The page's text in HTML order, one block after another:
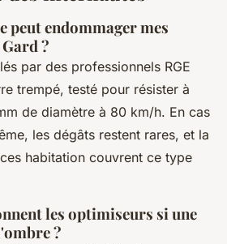
peut endommager mes
?
par des professionnels RGE
trempé, testé pour résister à
de diamètre à 80 km/h. En cas
les dégâts restent rares, et la
habitation couvrent ce type
les optimiseurs si une
?